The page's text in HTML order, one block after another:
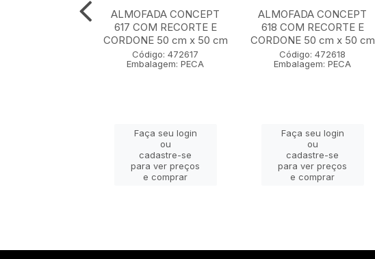
ALMOFADA CONCEPT
617 COM RECORTE E
CORDONE 50 cm x 50 cm
Código: 472617
Embalagem: PECA
Faça seu login
ou
cadastre-se
para ver preços
e comprar
ALMOFADA CONCEPT
618 COM RECORTE E
CORDONE 50 cm x 50 cm
Código: 472618
Embalagem: PECA
Faça seu login
ou
cadastre-se
para ver preços
e comprar